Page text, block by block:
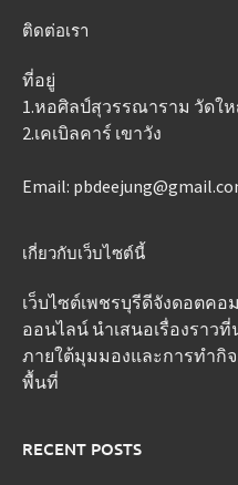
ติดต่อเรา
ที่อยู่
1.หอศิลป์สุวรรณาราม วัดใ
2.เคเบิลคาร์ เขาวัง
Email:
เกี่ยวกับเว็บไซต์นี้
เว็บไซต์เพชรบุรีดีจังดอตค
ออนไลน์ นำเสนอเรื่องราว
ภายใต้มุมมองและการทำกิ
พื้นที่
RECENT POSTS